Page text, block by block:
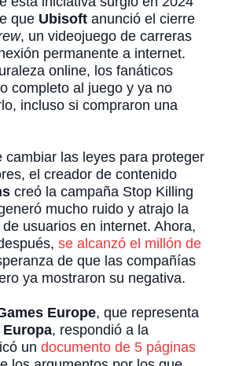
que Ubisoft anunció el cierre
, un videojuego de carreras
permanente a internet.
online, los fanáticos
completo al juego y ya no
incluso si compraron una
cambiar las leyes para proteger
el creador de contenido
creó la campaña Stop Killing
mucho ruido y atrajo la
usuarios en internet. Ahora,
se alcanzó el millón de
de que las compañías
ya mostraron su negativa.
Europe, que representa
Europa, respondió a la
un documento de 5 páginas